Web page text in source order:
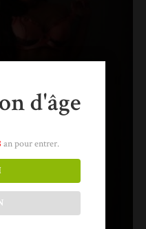
d'âge
an pour entrer.